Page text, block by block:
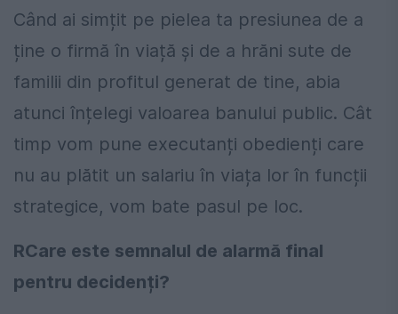
Când ai simțit pe pielea ta presiunea de a
ține o firmă în viață și de a hrăni sute de
familii din profitul generat de tine, abia
atunci înțelegi valoarea banului public. Cât
timp vom pune executanți obedienți care
nu au plătit un salariu în viața lor în funcții
strategice, vom bate pasul pe loc.
RCare este semnalul de alarmă final
pentru decidenți?